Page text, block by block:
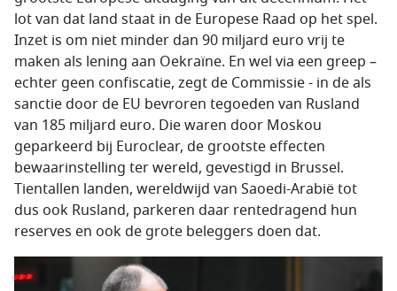
lot van dat land staat in de Europese Raad op het spel.
Inzet is om niet minder dan 90 miljard euro vrij te
maken als lening aan Oekraïne. En wel via een greep –
echter geen confiscatie, zegt de Commissie - in de als
sanctie door de EU bevroren tegoeden van Rusland
van 185 miljard euro. Die waren door Moskou
geparkeerd bij Euroclear, de grootste effecten
bewaarinstelling ter wereld, gevestigd in Brussel.
Tientallen landen, wereldwijd van Saoedi-Arabië tot
dus ook Rusland, parkeren daar rentedragend hun
reserves en ook de grote beleggers doen dat.